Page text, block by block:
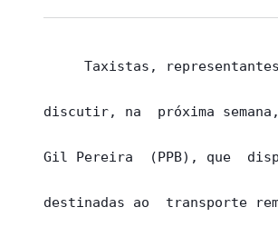
Taxistas,
discutir, na  próxima
Gil Pereira  (PPB), que
destinadas ao  transporte